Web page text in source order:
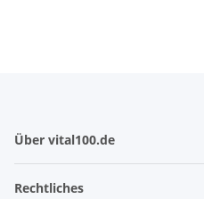
Über vital100.de
Rechtliches